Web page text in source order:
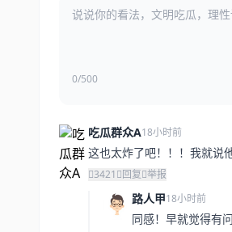
0/500
吃瓜群众A18小时前
这也太炸了吧！！！我就说
3421 回复 举报
路人甲18小时前
同感！早就觉得有